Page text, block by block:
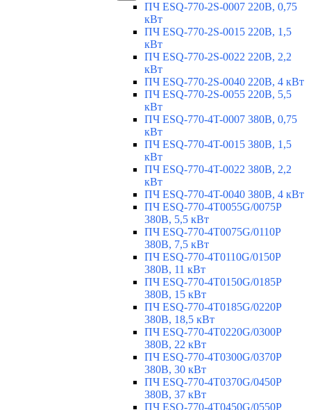
ПЧ ESQ-770-2S-0007 220В, 0,75
кВт
ПЧ ESQ-770-2S-0015 220В, 1,5
кВт
ПЧ ESQ-770-2S-0022 220В, 2,2
кВт
ПЧ ESQ-770-2S-0040 220В, 4 кВт
ПЧ ESQ-770-2S-0055 220В, 5,5
кВт
ПЧ ESQ-770-4T-0007 380В, 0,75
кВт
ПЧ ESQ-770-4T-0015 380В, 1,5
кВт
ПЧ ESQ-770-4T-0022 380В, 2,2
кВт
ПЧ ESQ-770-4T-0040 380В, 4 кВт
ПЧ ESQ-770-4T0055G/0075P
380В, 5,5 кВт
ПЧ ESQ-770-4T0075G/0110P
380В, 7,5 кВт
ПЧ ESQ-770-4T0110G/0150P
380В, 11 кВт
ПЧ ESQ-770-4T0150G/0185P
380В, 15 кВт
ПЧ ESQ-770-4T0185G/0220P
380В, 18,5 кВт
ПЧ ESQ-770-4T0220G/0300P
380В, 22 кВт
ПЧ ESQ-770-4T0300G/0370P
380В, 30 кВт
ПЧ ESQ-770-4T0370G/0450P
380В, 37 кВт
ПЧ ESQ-770-4T0450G/0550P